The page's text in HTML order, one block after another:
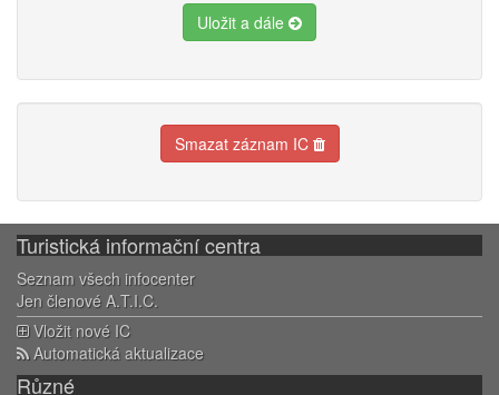
Uložit a dále
Smazat záznam IC
Turistická informační centra
Seznam všech infocenter
Jen členové A.T.I.C.
Vložit nové IC
Automatická aktualizace
Různé